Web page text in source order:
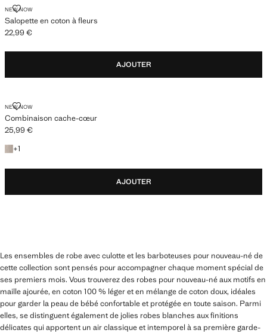
NEW NOW
Salopette en coton à fleurs
SALOPETTE EN COTON À FLEURS
Prix actuel [22,99 € ]
22,99 €
AJOUTER
NEW NOW
Combinaison cache-cœur
COMBINAISON CACHE-CŒUR
Prix actuel [25,99 € ]
25,99 €
+1
+1 couleur
AJOUTER
Les ensembles de robe avec culotte et les barboteuses pour nouveau-né de
cette collection sont pensés pour accompagner chaque moment spécial de
ses premiers mois. Vous trouverez des robes pour nouveau-né aux motifs en
maille ajourée, en coton 100 % léger et en mélange de coton doux, idéales
pour garder la peau de bébé confortable et protégée en toute saison. Parmi
elles, se distinguent également de jolies robes blanches aux finitions
délicates qui apportent un air classique et intemporel à sa première garde-